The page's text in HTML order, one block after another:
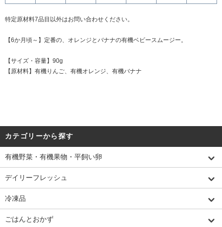
特定原材料7品目以外はお問い合わせください。
【6か月頃～】定番の、オレンジとバナナの有機ベビースムージー。
【サイズ・容量】90g
【原材料】有機りんご、有機オレンジ、有機バナナ
カテゴリーから探す
有機野菜・有機果物・平飼い卵
デイリーフレッシュ
冷凍品
ごはんとおかず